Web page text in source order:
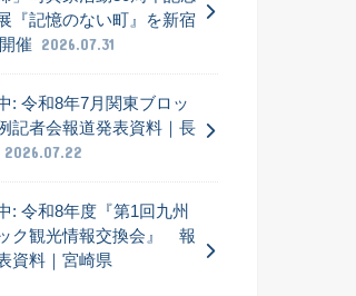
『記憶のない町』を新宿
催
2026.07.31
: 令和8年7月関東ブロッ
記者会報道発表資料｜長
2026.07.22
: 令和8年度『第1回九州
ク観光情報交換会』 報
資料｜宮崎県